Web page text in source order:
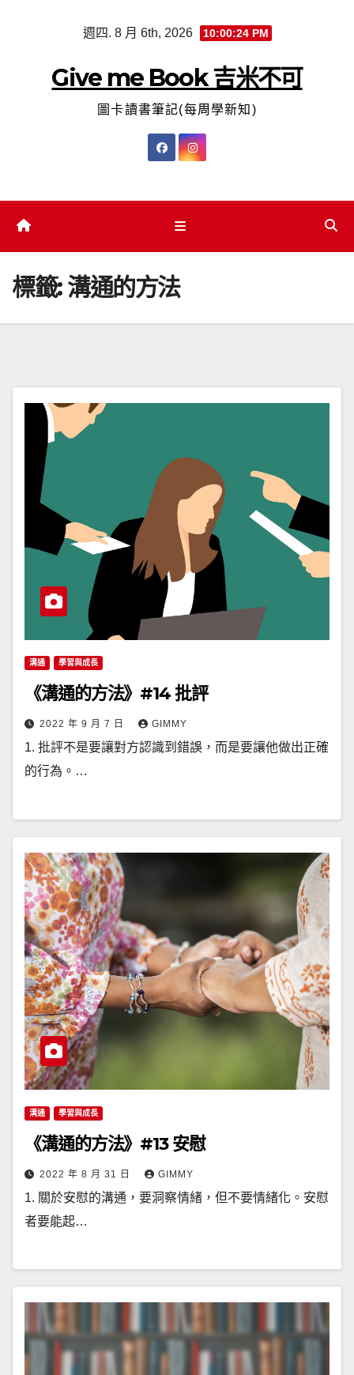
週四. 8 月 6th, 2026 10:00:25 PM
Give me Book 吉米不可
圖卡讀書筆記(每周學新知)
標籤:溝通的方法
溝通 學習與成長
《溝通的方法》#14 批評
2022 年 9 月 7 日 GIMMY
1. 批評不是要讓對方認識到錯誤，而是要讓他做出正確
的行為。…
溝通 學習與成長
《溝通的方法》#13 安慰
2022 年 8 月 31 日 GIMMY
1. 關於安慰的溝通，要洞察情緒，但不要情緒化。安慰
者要能起…